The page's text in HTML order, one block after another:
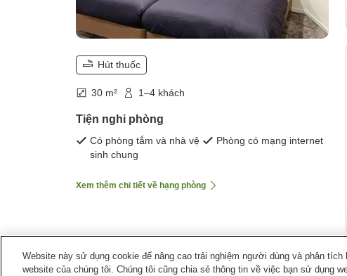
Hút thuốc
30 m² 1–4 khách
Tiện nghi phòng
Có phòng tắm và nhà vệ
sinh chung
Phòng có mạng internet
Xem thêm chi tiết về hạng phòng
Website này sử dụng cookie để nâng cao trải nghiệm người dùng và phân
website của chúng tôi. Chúng tôi cũng chia sẻ thông tin về việc bạn sử dụng